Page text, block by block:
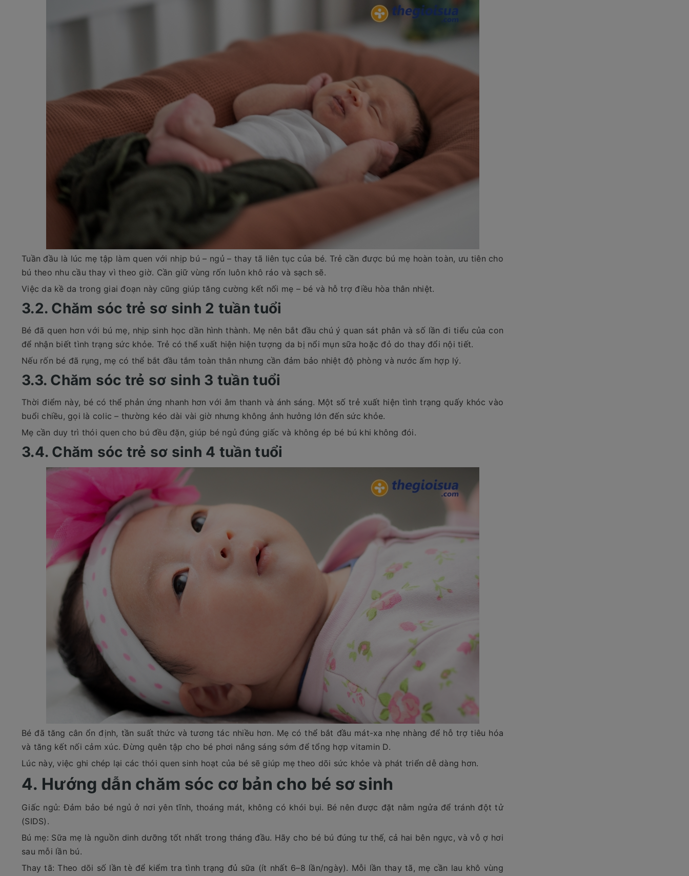
Tuần đầu là lúc mẹ tập làm quen với nhịp bú – ngủ – thay tã liên tục của bé. Trẻ cần được bú mẹ hoàn toàn, ưu tiên cho
bú theo nhu cầu thay vì theo giờ. Cần giữ vùng rốn luôn khô ráo và sạch sẽ.
Việc da kề da trong giai đoạn này cũng giúp tăng cường kết nối mẹ – bé và hỗ trợ điều hòa thân nhiệt.
3.2. Chăm sóc trẻ sơ sinh 2 tuần tuổi
Bé đã quen hơn với bú mẹ, nhịp sinh học dần hình thành. Mẹ nên bắt đầu chú ý quan sát phân và số lần đi tiểu của con
để nhận biết tình trạng sức khỏe. Trẻ có thể xuất hiện hiện tượng da bị nổi mụn sữa hoặc đỏ do thay đổi nội tiết.
Nếu rốn bé đã rụng, mẹ có thể bắt đầu tắm toàn thân nhưng cần đảm bảo nhiệt độ phòng và nước ấm hợp lý.
3.3. Chăm sóc trẻ sơ sinh 3 tuần tuổi
Thời điểm này, bé có thể phản ứng nhanh hơn với âm thanh và ánh sáng. Một số trẻ xuất hiện tình trạng quấy khóc vào
buổi chiều, gọi là colic – thường kéo dài vài giờ nhưng không ảnh hưởng lớn đến sức khỏe.
Mẹ cần duy trì thói quen cho bú đều đặn, giúp bé ngủ đúng giấc và không ép bé bú khi không đói.
3.4. Chăm sóc trẻ sơ sinh 4 tuần tuổi
Bé đã tăng cân ổn định, tần suất thức và tương tác nhiều hơn. Mẹ có thể bắt đầu mát-xa nhẹ nhàng để hỗ trợ tiêu hóa
và tăng kết nối cảm xúc. Đừng quên tập cho bé phơi nắng sáng sớm để tổng hợp vitamin D.
Lúc này, việc ghi chép lại các thói quen sinh hoạt của bé sẽ giúp mẹ theo dõi sức khỏe và phát triển dễ dàng hơn.
4. Hướng dẫn chăm sóc cơ bản cho bé sơ sinh
Giấc ngủ: Đảm bảo bé ngủ ở nơi yên tĩnh, thoáng mát, không có khói bụi. Bé nên được đặt nằm ngửa để tránh đột tử
(SIDS).
Bú mẹ: Sữa mẹ là nguồn dinh dưỡng tốt nhất trong tháng đầu. Hãy cho bé bú đúng tư thế, cả hai bên ngực, và vỗ ợ hơi
sau mỗi lần bú.
Thay tã: Theo dõi số lần tè để kiểm tra tình trạng đủ sữa (ít nhất 6–8 lần/ngày). Mỗi lần thay tã, mẹ cần lau khô vùng